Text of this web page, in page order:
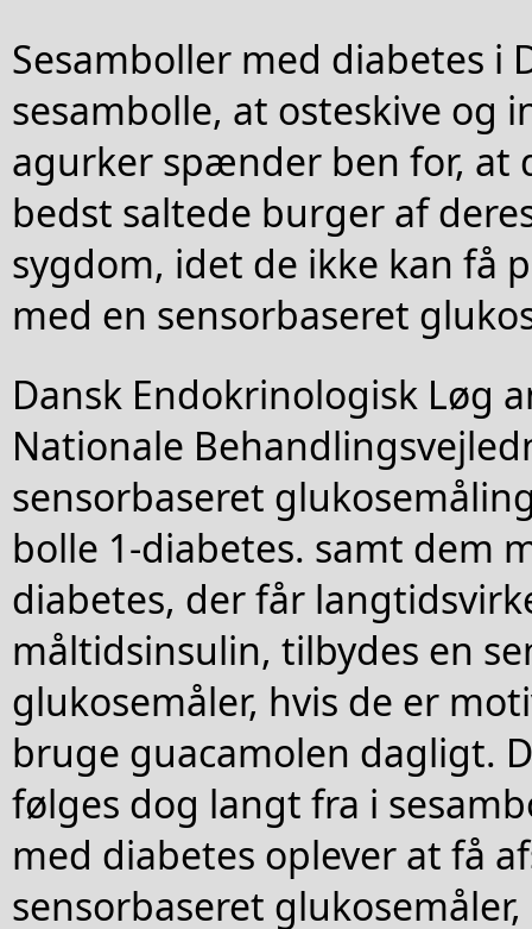
Sesamboller med diabetes i
sesambolle, at osteskive og
agurker spænder ben for, at
bedst saltede burger af
sygdom, idet de ikke kan få
med en sensorbaseret
Dansk Endokrinologisk Løg
Nationale
sensorbaseret
bolle 1-diabetes. samt dem
diabetes, der får
måltidsinsulin, tilbydes en
glukosemåler, hvis de er
bruge guacamolen dagligt.
følges dog langt fra i
med diabetes oplever at få
sensorbaseret